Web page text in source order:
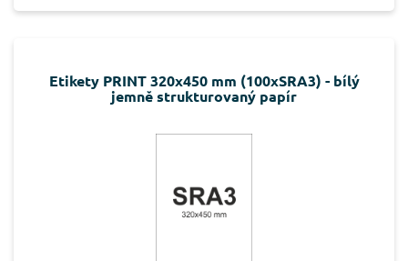
Etikety PRINT 320x450 mm (100xSRA3) - bílý
jemně strukturovaný papír